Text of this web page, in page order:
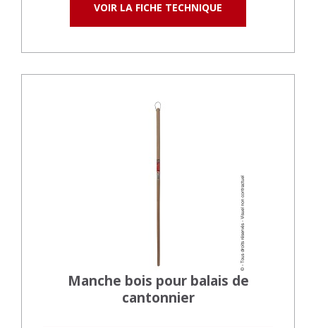
VOIR LA FICHE TECHNIQUE
Manche bois pour balais de
cantonnier